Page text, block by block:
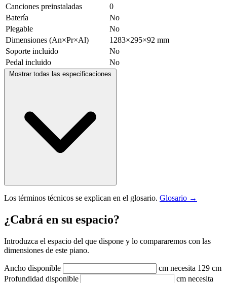
Canciones preinstaladas
0
Batería
No
Plegable
No
Dimensiones (An×Pr×Al)
1283×295×92 mm
Soporte incluido
No
Pedal incluido
No
Mostrar todas las especificaciones
Los términos técnicos se explican en el glosario. Glosario →
¿Cabrá en su espacio?
Introduzca el espacio del que dispone y lo compararemos con las
dimensiones de este piano.
Ancho disponible cm necesita 129 cm
Profundidad disponible
cm necesita